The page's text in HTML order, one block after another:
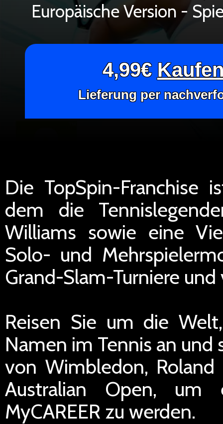
Europäische Version -
4,99€
Lieferung per
Die TopSpin-Franchise
dem die
Williams sowie eine
Solo- und
Grand-Slam-Turniere
Reisen Sie um die
Namen im Tennis an
von Wimbledon,
Australian Open, um
MyCAREER zu werden.